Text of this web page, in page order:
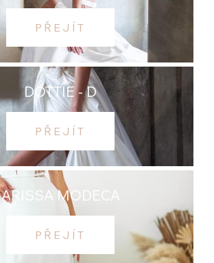
PŘEJÍT
DOTTIE - D
PŘEJÍT
ARISSA MODECA
PŘEJÍT